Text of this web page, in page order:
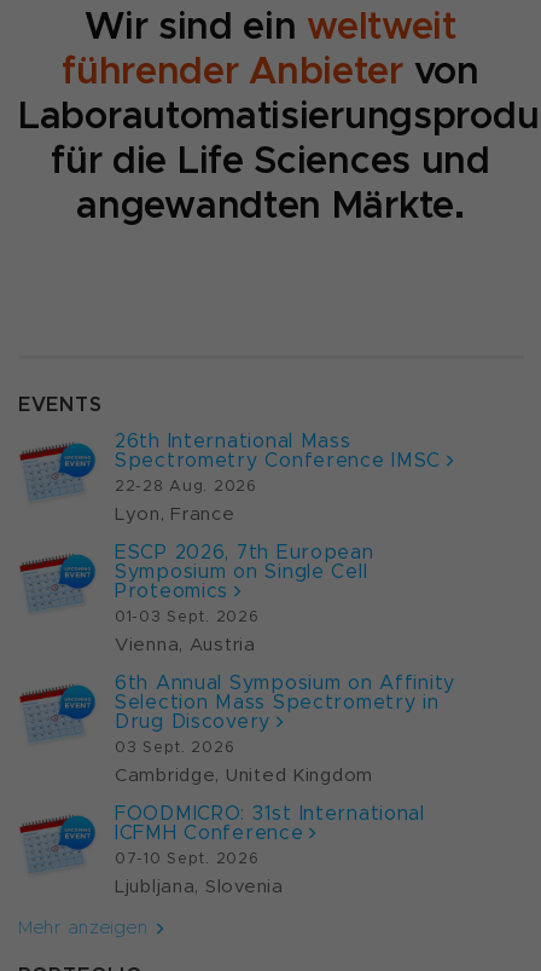
Wir sind ein weltweit
führender Anbietervon
für die Life Sciences und
angewandten Märkte.
EVENTS
26th International Mass
Spectrometry Conference IMSC
22-28 Aug. 2026
Lyon, France
ESCP 2026, 7th European
Symposium on Single Cell
Proteomics
01-03 Sept. 2026
Vienna, Austria
6th Annual Symposium on Affinity
Selection Mass Spectrometry in
Drug Discovery
03 Sept. 2026
Cambridge, United Kingdom
FOODMICRO: 31st International
ICFMH Conference
07-10 Sept. 2026
Ljubljana, Slovenia
Mehr anzeigen